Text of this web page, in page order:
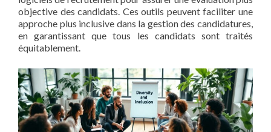
objective des candidats. Ces outils peuvent faciliter une
approche plus inclusive dans la gestion des candidatures,
en garantissant que tous les candidats sont traités
équitablement.